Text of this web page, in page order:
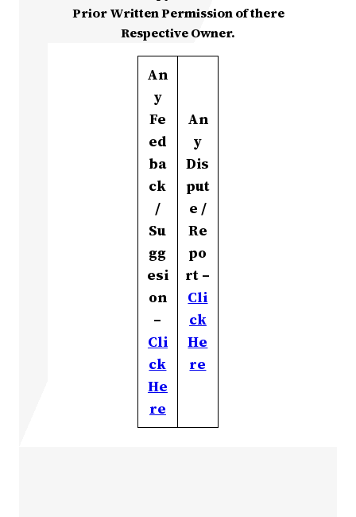
Prior Written Permission of there
Respective Owner.
An
y
Fe
ed
ba
ck
/
Su
gg
esi
on
–
Cli
ck
He
re
An
y
Dis
put
e /
Re
po
rt –
Cli
ck
He
re